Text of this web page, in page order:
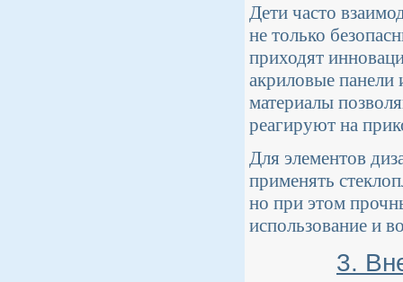
Дети часто
не только
приходят
акриловые панели
материалы
реагируют на
Для элементов
применять
но при этом
использование и
3.